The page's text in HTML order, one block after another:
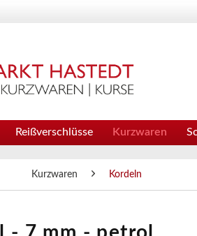
Reißverschlüsse Kurzwaren
Kurzwaren Kordeln